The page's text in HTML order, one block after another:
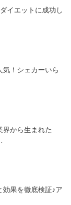
イエットに成功し
！シェカーいら
界から生まれた
果を徹底検証♪ア